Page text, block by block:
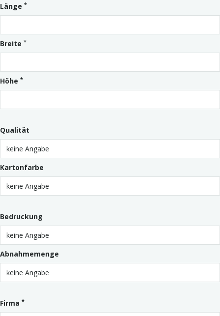
Länge *
Breite *
Höhe *
Qualität
Kartonfarbe
Bedruckung
Abnahmemenge
Firma *